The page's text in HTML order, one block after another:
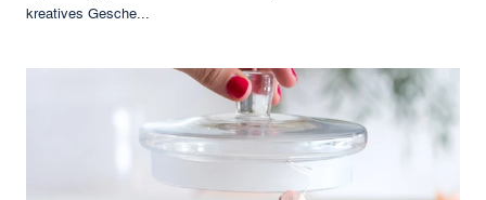
kreatives Gesche...